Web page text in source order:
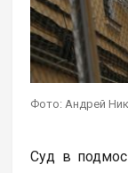
Фото: Андрей
Суд в